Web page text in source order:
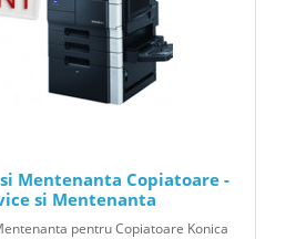
Mentenanta Copiatoare -
si Mentenanta
pentru Copiatoare Konica